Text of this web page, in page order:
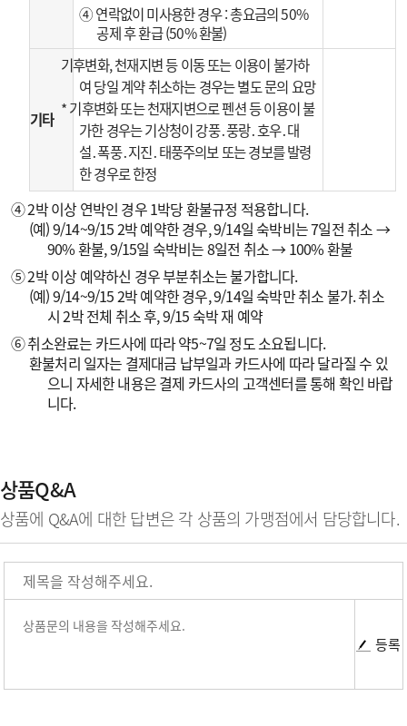
④ 연락없이 미사용한 경우 : 총요금의 50%
공제 후 환급 (50% 환불)
기타
기후변화, 천재지변 등 이동 또는 이용이 불가하
여 당일 계약 취소하는 경우는 별도 문의 요망
* 기후변화 또는 천재지변으로 펜션 등 이용이 불
가한 경우는 기상청이 강풍․풍랑․호우․대
설․폭풍․지진․태풍주의보 또는 경보를 발령
한 경우로 한정
④ 2박 이상 연박인 경우 1박당 환불규정 적용합니다.
(예) 9/14~9/15 2박 예약한 경우, 9/14일 숙박비는 7일전 취소 →
90% 환불, 9/15일 숙박비는 8일전 취소 → 100% 환불
⑤ 2박 이상 예약하신 경우 부분취소는 불가합니다.
(예) 9/14~9/15 2박 예약한 경우, 9/14일 숙박만 취소 불가. 취소
시 2박 전체 취소 후, 9/15 숙박 재 예약
⑥ 취소완료는 카드사에 따라 약5~7일 정도 소요됩니다.
환불처리 일자는 결제대금 납부일과 카드사에 따라 달라질 수 있
으니 자세한 내용은 결제 카드사의 고객센터를 통해 확인 바랍
니다.
상품Q&A
상품에 Q&A에 대한 답변은 각 상품의 가맹점에서 담당합니다.
등록